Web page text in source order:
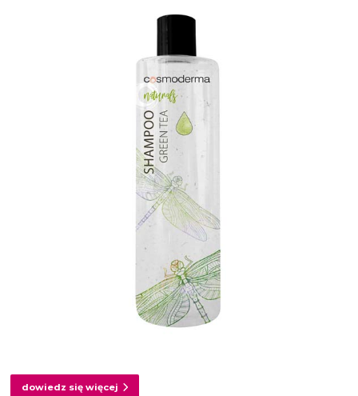
dowiedz się więcej